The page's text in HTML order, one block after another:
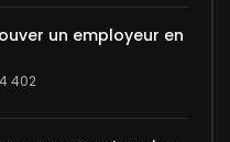
un employeur en
4 402